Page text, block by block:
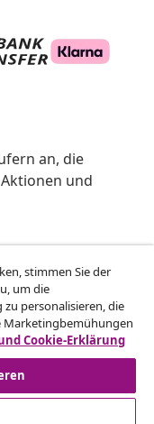
an, die
und
stimmen Sie der
um die
personalisieren, die
Marketingbemühungen
Cookie-Erklärung